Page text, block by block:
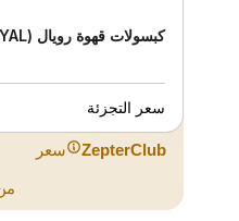
كبسولات قهوة رويال (ROYAL)
سعر التجزئة
ZepterClub سعر
من -